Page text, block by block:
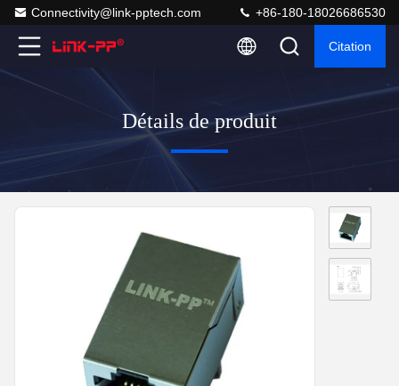
Connectivity@link-pptech.com +86-180-18026686530
Citation
Détails de produit